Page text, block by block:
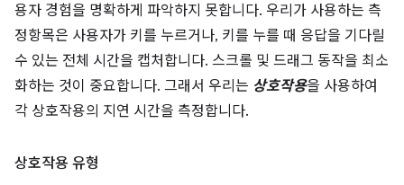
용자 경험을 명확하게 파악하지 못합니다. 우리가 사용하는 측
정항목은 사용자가 키를 누르거나, 키를 누를 때 응답을 기다릴
수 있는 전체 시간을 캡처합니다. 스크롤 및 드래그 동작을 최소
화하는 것이 중요합니다. 그래서 우리는 상호작용을 사용하여
각 상호작용의 지연 시간을 측정합니다.
상호작용 유형